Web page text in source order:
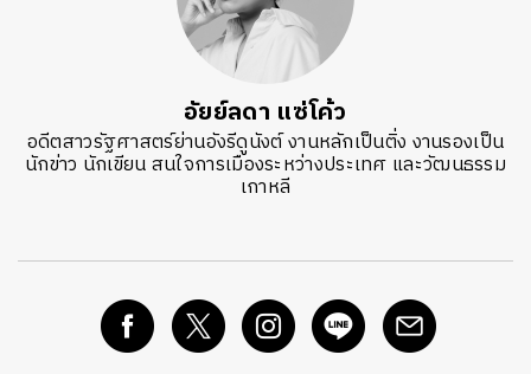
อัยย์ลดา แซ่โค้ว
อดีตสาวรัฐศาสตร์ย่านอังรีดูนังต์ งานหลักเป็นติ่ง งานรองเป็น
นักข่าว นักเขียน สนใจการเมืองระหว่างประเทศ และวัฒนธรรม
เกาหลี